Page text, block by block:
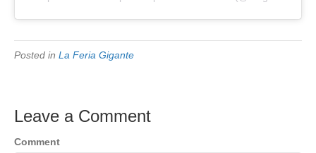
Posted in La Feria Gigante
Leave a Comment
Comment